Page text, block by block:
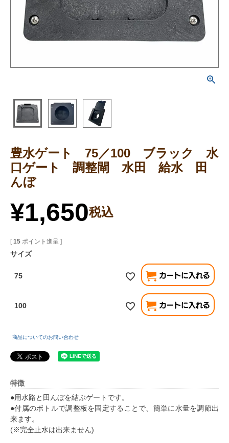
豊水ゲート 75／100 ブラック 水
口ゲート 調整閘 水田 給水 田
んぼ
¥1,650税込
[ 15 ポイント進呈 ]
サイズ
75
100
商品についてのお問い合わせ
特徴
●用水路と田んぼを結ぶゲートです。
●付属のボトルで調整板を固定することで、簡単に水量を調節出
来ます。
(※完全止水は出来ません)